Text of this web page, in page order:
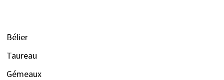
Bélier
Taureau
Gémeaux